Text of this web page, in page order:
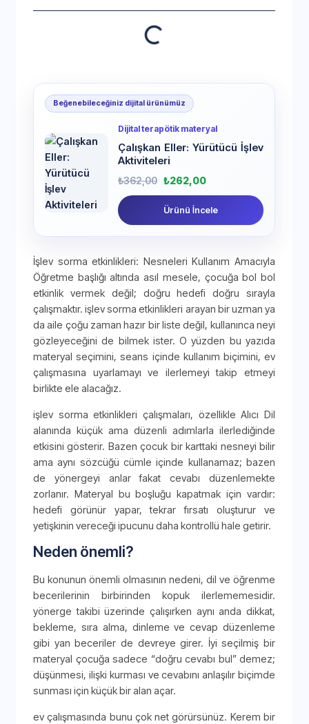
Beğenebileceğiniz dijital ürünümüz
Dijital terapötik materyal
Çalışkan Eller: Yürütücü İşlev
Aktiviteleri
₺362,00 ₺262,00
Ürünü İncele
İşlev sorma etkinlikleri: Nesneleri Kullanım Amacıyla
Öğretme başlığı altında asıl mesele, çocuğa bol bol
etkinlik vermek değil; doğru hedefi doğru sırayla
çalışmaktır. işlev sorma etkinlikleri arayan bir uzman ya
da aile çoğu zaman hazır bir liste değil, kullanınca neyi
gözleyeceğini de bilmek ister. O yüzden bu yazıda
materyal seçimini, seans içinde kullanım biçimini, ev
çalışmasına uyarlamayı ve ilerlemeyi takip etmeyi
birlikte ele alacağız.
işlev sorma etkinlikleri çalışmaları, özellikle Alıcı Dil
alanında küçük ama düzenli adımlarla ilerlediğinde
etkisini gösterir. Bazen çocuk bir karttaki nesneyi bilir
ama aynı sözcüğü cümle içinde kullanamaz; bazen
de yönergeyi anlar fakat cevabı düzenlemekte
zorlanır. Materyal bu boşluğu kapatmak için vardır:
hedefi görünür yapar, tekrar fırsatı oluşturur ve
yetişkinin vereceği ipucunu daha kontrollü hale getirir.
Neden önemli?
Bu konunun önemli olmasının nedeni, dil ve öğrenme
becerilerinin birbirinden kopuk ilerlememesidir.
yönerge takibi üzerinde çalışırken aynı anda dikkat,
bekleme, sıra alma, dinleme ve cevap düzenleme
gibi yan beceriler de devreye girer. İyi seçilmiş bir
materyal çocuğa sadece “doğru cevabı bul” demez;
düşünmesi, ilişki kurması ve cevabını anlaşılır biçimde
sunması için küçük bir alan açar.
ev çalışmasında bunu çok net görürsünüz. Kerem bir